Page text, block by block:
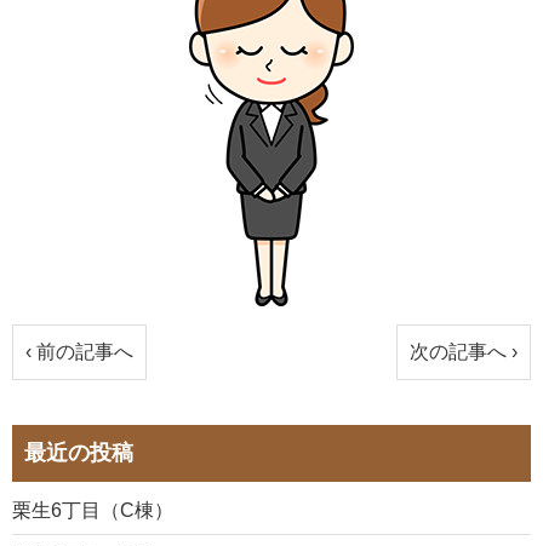
‹ 前の記事へ 次の記事へ ›
最近の投稿
栗生6丁目（C棟）